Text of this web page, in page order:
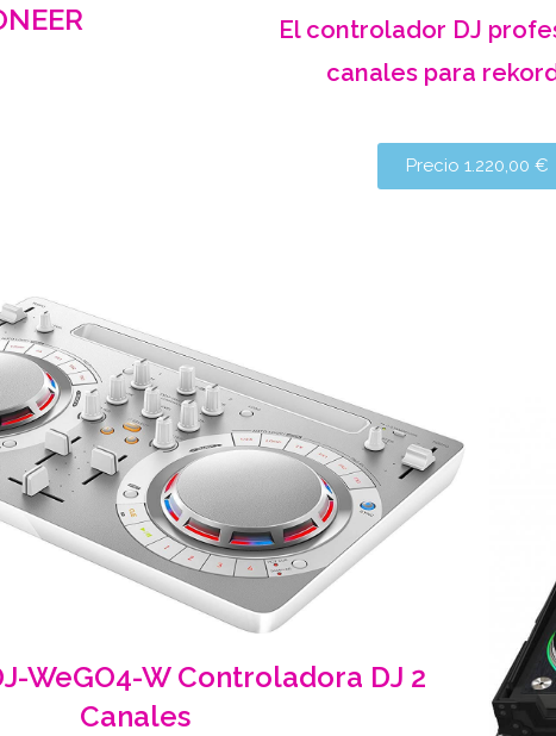
El controlador DJ
canales para
Precio 1.220,00 €
WeGO4-W Controladora DJ 2
Canales